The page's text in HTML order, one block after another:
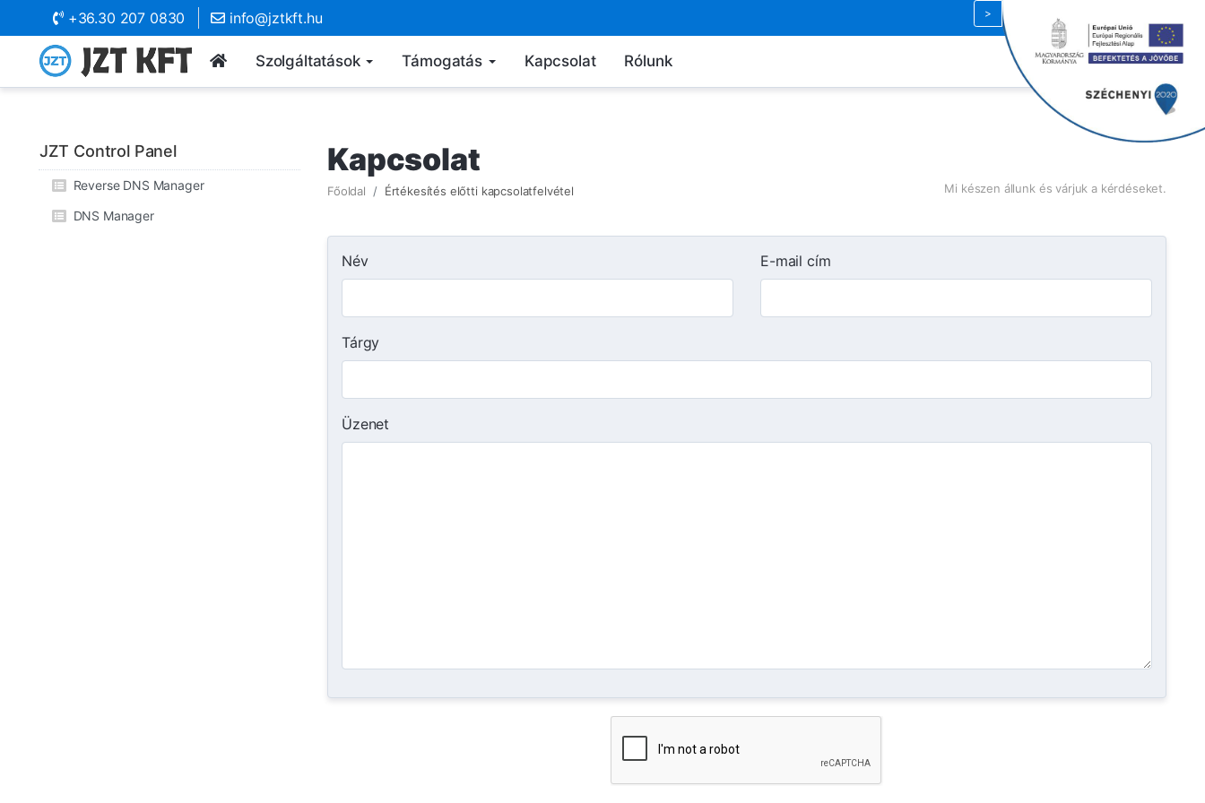
+36.30 207 0830 info@jztkft.hu Magyar
Szolgáltatások Támogatás Kapcsolat Rólunk
JZT Control Panel
Reverse DNS Manager
DNS Manager
Kapcsolat
Főoldal Értékesítés előtti kapcsolatfelvétel Mi készen állunk és várjuk a kérdéseket.
Név E-mail cím
Tárgy
Üzenet